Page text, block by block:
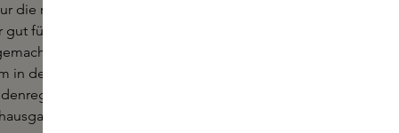
die reinsten und natürlichsten
für Ihre Haut, sondern auch für
die Welt um uns herum zu
in der Verwendung von
Elefantengras
einfängt als ein